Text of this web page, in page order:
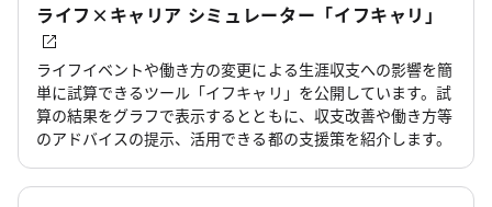
ライフ×キャリア シミュレーター「イフキャリ」
ライフイベントや働き方の変更による生涯収支への影響を簡
単に試算できるツール「イフキャリ」を公開しています。試
算の結果をグラフで表示するとともに、収支改善や働き方等
のアドバイスの提示、活用できる都の支援策を紹介します。